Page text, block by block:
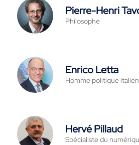
Pierre-Henri
Philosophe
Enrico Letta
Homme politique italien
Hervé Pillaud
Spécialiste du